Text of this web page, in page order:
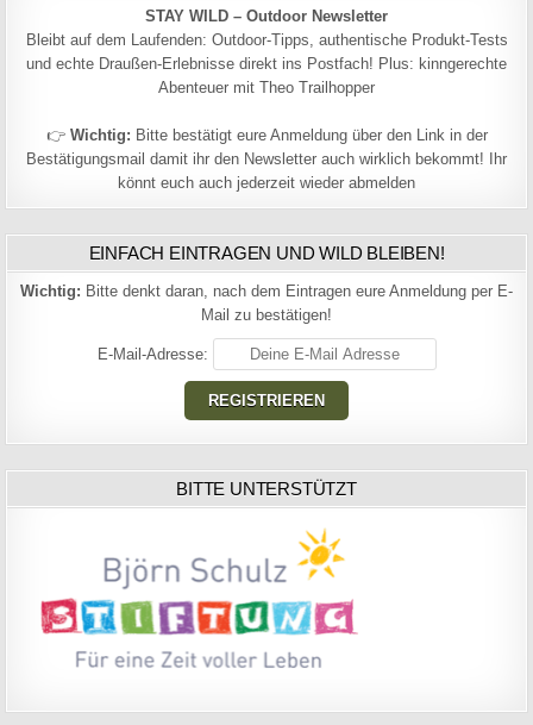
STAY WILD – Outdoor Newsletter
Bleibt auf dem Laufenden: Outdoor-Tipps, authentische Produkt-Tests
und echte Draußen-Erlebnisse direkt ins Postfach! Plus: kinngerechte
Abenteuer mit Theo Trailhopper
👉 Wichtig: Bitte bestätigt eure Anmeldung über den Link in der
Bestätigungsmail damit ihr den Newsletter auch wirklich bekommt! Ihr
könnt euch auch jederzeit wieder abmelden
EINFACH EINTRAGEN UND WILD BLEIBEN!
Wichtig: Bitte denkt daran, nach dem Eintragen eure Anmeldung per E-
Mail zu bestätigen!
E-Mail-Adresse:
BITTE UNTERSTÜTZT